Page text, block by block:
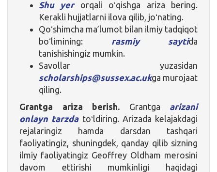
Shu yerorqali oʻqishga ariza bering.
Kerakli hujjatlarni ilova qilib, joʻnating.
Qoʻshimcha ma’lumot bilan ilmiy tadqiqot
boʻlimining: rasmiy saytida
tanishishingiz mumkin.
Savollar yuzasidan
scholarships@sussex.ac.ukga murojaat
qiling.
Grantga ariza berish. Grantga arizani
onlayn tarzdatoʻldiring. Arizada kelajakdagi
rejalaringiz hamda darsdan tashqari
faoliyatingiz, shuningdek, qanday qilib sizning
ilmiy faoliyatingiz Geoffrey Oldham merosini
davom ettirishi mumkinligi haqidagi